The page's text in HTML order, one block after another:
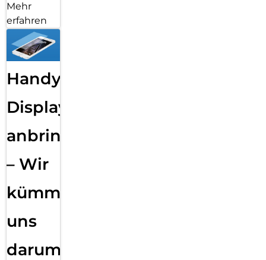
Mehr
erfahren
Handy
Displayfolie
anbringen
– Wir
kümmern
uns
darum!